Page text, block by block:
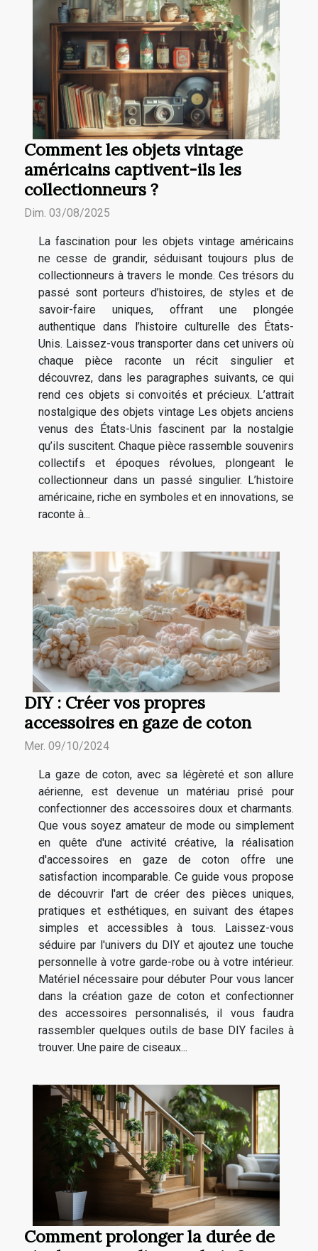
Comment les objets vintage
américains captivent-ils les
collectionneurs ?
Dim. 03/08/2025
La fascination pour les objets vintage américains
ne cesse de grandir, séduisant toujours plus de
collectionneurs à travers le monde. Ces trésors du
passé sont porteurs d’histoires, de styles et de
savoir-faire uniques, offrant une plongée
authentique dans l’histoire culturelle des États-
Unis. Laissez-vous transporter dans cet univers où
chaque pièce raconte un récit singulier et
découvrez, dans les paragraphes suivants, ce qui
rend ces objets si convoités et précieux. L’attrait
nostalgique des objets vintage Les objets anciens
venus des États-Unis fascinent par la nostalgie
qu’ils suscitent. Chaque pièce rassemble souvenirs
collectifs et époques révolues, plongeant le
collectionneur dans un passé singulier. L’histoire
américaine, riche en symboles et en innovations, se
raconte à...
DIY : Créer vos propres
accessoires en gaze de coton
Mer. 09/10/2024
La gaze de coton, avec sa légèreté et son allure
aérienne, est devenue un matériau prisé pour
confectionner des accessoires doux et charmants.
Que vous soyez amateur de mode ou simplement
en quête d'une activité créative, la réalisation
d'accessoires en gaze de coton offre une
satisfaction incomparable. Ce guide vous propose
de découvrir l'art de créer des pièces uniques,
pratiques et esthétiques, en suivant des étapes
simples et accessibles à tous. Laissez-vous
séduire par l'univers du DIY et ajoutez une touche
personnelle à votre garde-robe ou à votre intérieur.
Matériel nécessaire pour débuter Pour vous lancer
dans la création gaze de coton et confectionner
des accessoires personnalisés, il vous faudra
rassembler quelques outils de base DIY faciles à
trouver. Une paire de ciseaux...
Comment prolonger la durée de